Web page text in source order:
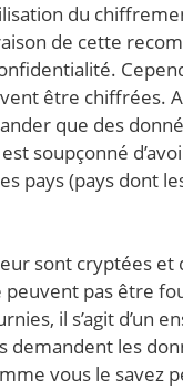
du
de cette
être chiffrées.
que des
soupçonné
pays (pays dont
sont cryptées
peuvent pas être
il s’agit d’un
demandent les
vous le